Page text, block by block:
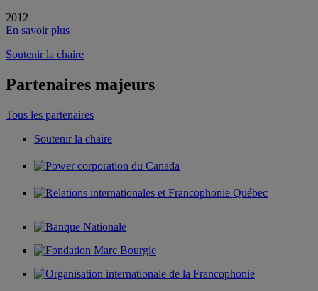
2012
En savoir plus
Soutenir la chaire
Partenaires majeurs
Tous les partenaires
Soutenir la chaire